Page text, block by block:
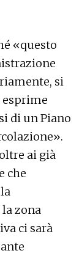
«questo
si
esprime
di un Piano
ai già
che
zona
ci sarà